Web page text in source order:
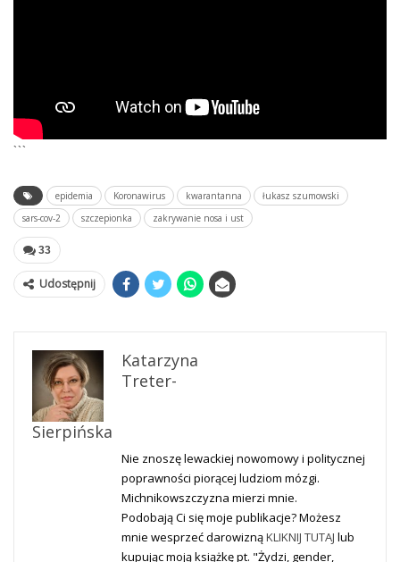
```
epidemia Koronawirus kwarantanna
łukasz szumowski
sars-cov-2
szczepionka zakrywanie nosa i ust
33
Udostępnij
Katarzyna
Treter-
Sierpińska
Nie znoszę lewackiej nowomowy i politycznej
poprawności piorącej ludziom mózgi.
Michnikowszczyzna mierzi mnie.
Podobają Ci się moje publikacje? Możesz
mnie wesprzeć darowiznąKLIKNIJ TUTAJ lub
kupując moją książkę pt. "Żydzi, gender,